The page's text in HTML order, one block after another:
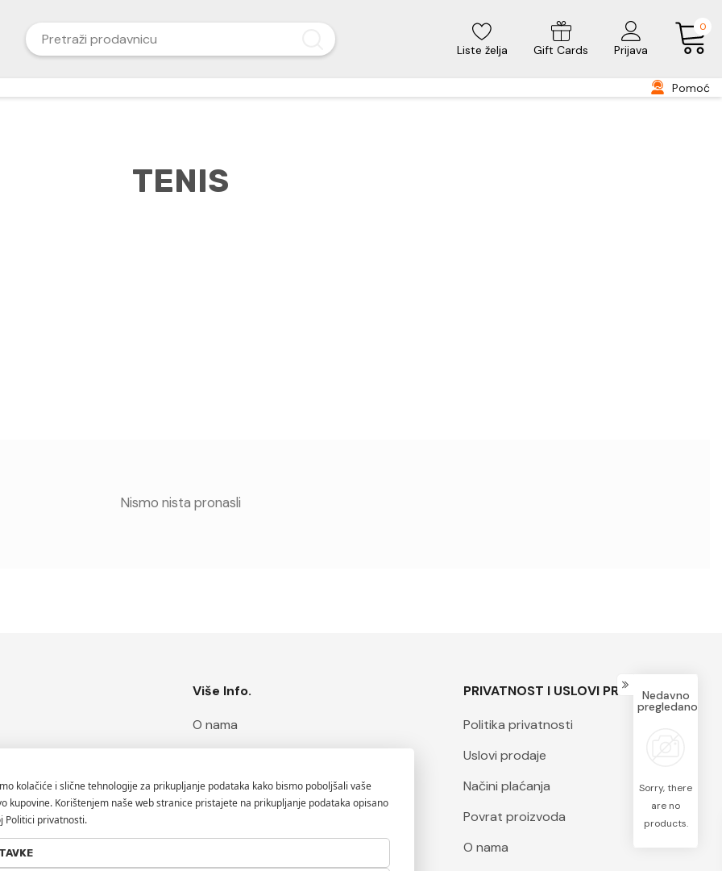
Liste želja Gift Cards Prijava
0
Pomoć
TENIS
Nismo nista pronasli
Više Info.
O nama
Blog
PRIVATNOST I USLOVI PRODAJE
Politika privatnosti
Uslovi prodaje
Načini plaćanja
Povrat proizvoda
O nama
Nedavno
pregledano
Sorry, there
are no
products.